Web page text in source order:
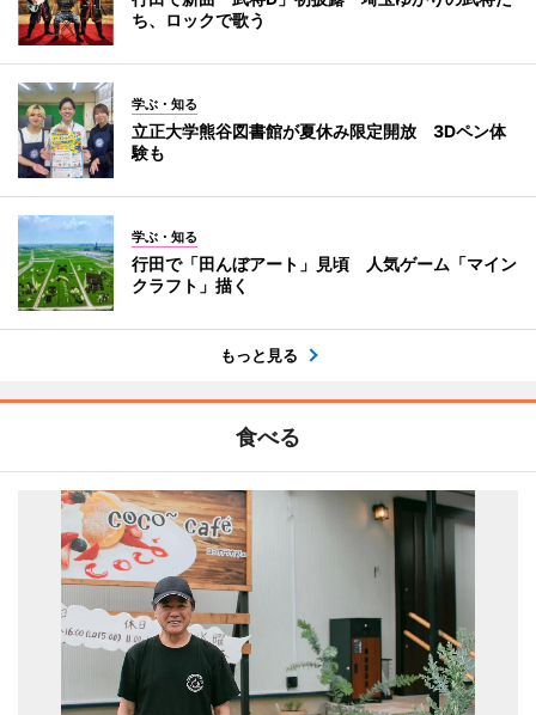
ち、ロックで歌う
学ぶ・知る
立正大学熊谷図書館が夏休み限定開放 3Dペン体
験も
学ぶ・知る
行田で「田んぼアート」見頃 人気ゲーム「マイン
クラフト」描く
もっと見る
食べる